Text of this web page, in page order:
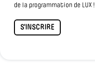
de la programmation de LUX !
S'INSCRIRE